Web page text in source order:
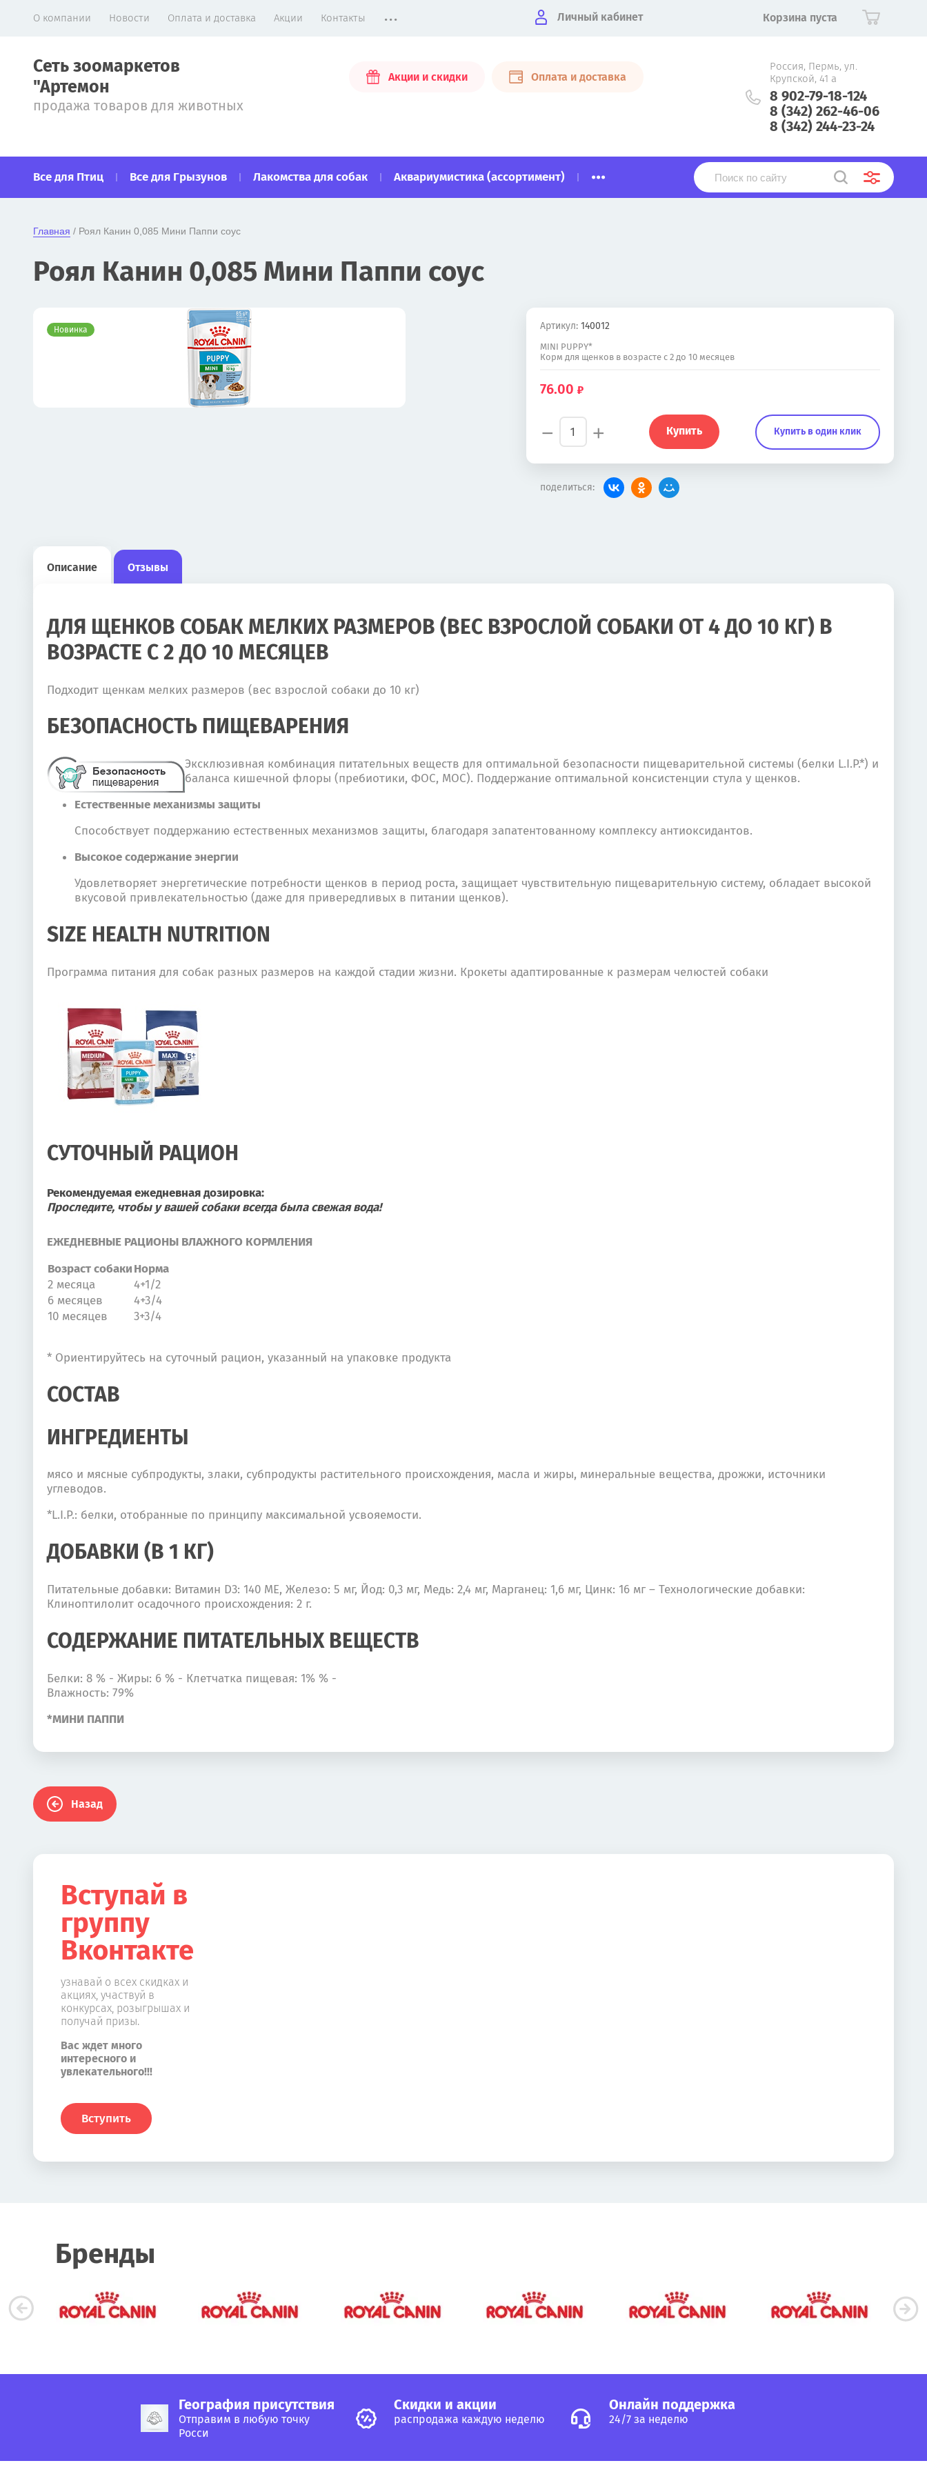
О компании Новости Оплата и доставка Акции Контакты ... Личный кабинет Корзина пуста
Сеть зоомаркетов
"Артемон
продажа товаров для животных
Акции и скидки Оплата и доставка
Россия, Пермь, ул.
Крупской, 41 а
8 902-79-18-124
8 (342) 262-46-06
8 (342) 244-23-24
Все для Птиц Все для Грызунов Лакомства для собак Аквариумистика (ассортимент) ...
Главная / Роял Канин 0,085 Мини Паппи соус
Роял Канин 0,085 Мини Паппи соус
Новинка Артикул:140012
MINI PUPPY*
Корм для щенков в возрасте c 2 до 10 месяцев
76.00
− + Купить Купить в один клик
поделиться:
Описание Отзывы
ДЛЯ ЩЕНКОВ СОБАК МЕЛКИХ РАЗМЕРОВ (ВЕС ВЗРОСЛОЙ СОБАКИ ОТ 4 ДО 10 КГ) В
ВОЗРАСТЕ С 2 ДО 10 МЕСЯЦЕВ
Подходит щенкам мелких размеров (вес взрослой собаки до 10 кг)
БЕЗОПАСНОСТЬ ПИЩЕВАРЕНИЯ
Эксклюзивная комбинация питательных веществ для оптимальной безопасности пищеварительной системы (белки L.I.P.*) и
баланса кишечной флоры (пребиотики, ФОС, МОС). Поддержание оптимальной консистенции стула у щенков.
Естественные механизмы защиты
Способствует поддержанию естественных механизмов защиты, благодаря запатентованному комплексу антиоксидантов.
Высокое содержание энергии
Удовлетворяет энергетические потребности щенков в период роста, защищает чувствительную пищеварительную систему, обладает высокой
вкусовой привлекательностью (даже для привередливых в питании щенков).
SIZE HEALTH NUTRITION
Программа питания для собак разных размеров на каждой стадии жизни. Крокеты адаптированные к размерам челюстей собаки
СУТОЧНЫЙ РАЦИОН
Рекомендуемая ежедневная дозировка:
Проследите, чтобы у вашей собаки всегда была свежая вода!
ЕЖЕДНЕВНЫЕ РАЦИОНЫ ВЛАЖНОГО КОРМЛЕНИЯ
Возраст собакиНорма
2 месяца
4+1/2
6 месяцев
4+3/4
10 месяцев
3+3/4
* Ориентируйтесь на суточный рацион, указанный на упаковке продукта
СОСТАВ
ИНГРЕДИЕНТЫ
мясо и мясные субпродукты, злаки, субпродукты растительного происхождения, масла и жиры, минеральные вещества, дрожжи, источники
углеводов.
*L.I.P.: белки, отобранные по принципу максимальной усвояемости.
ДОБАВКИ (В 1 КГ)
Питательные добавки: Витамин D3: 140 ME, Железо: 5 мг, Йод: 0,3 мг, Медь: 2,4 мг, Марганец: 1,6 мг, Цинк: 16 мг – Технологические добавки:
Клиноптилолит осадочного происхождения: 2 г.
СОДЕРЖАНИЕ ПИТАТЕЛЬНЫХ ВЕЩЕСТВ
Белки: 8 % - Жиры: 6 % - Клетчатка пищевая: 1% % -
Влажность: 79%
*МИНИ ПАППИ
Назад
Вступай в
группу
Вконтакте
узнавай о всех скидках и
акциях, участвуй в
конкурсах, розыгрышах и
получай призы.
Вас ждет много
интересного и
увлекательного!!!
Вступить
Бренды
География присутствия
Отправим в любую точку
Росси
Cкидки и акции
распродажа каждую неделю
Онлайн поддержка
24/7 за неделю